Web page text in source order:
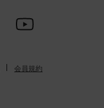
会員規約